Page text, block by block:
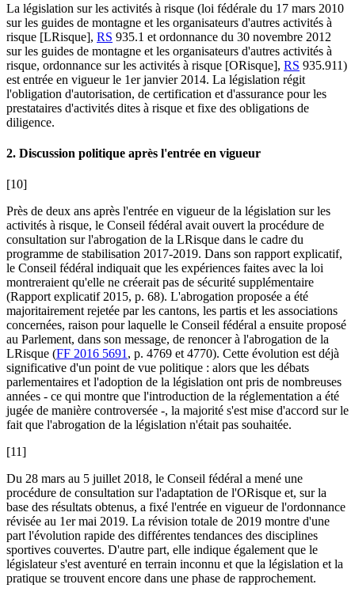
La législation sur les activités à risque (loi fédérale du 17 mars 2010
sur les guides de montagne et les organisateurs d'autres activités à
risque [LRisque], RS 935.1 et ordonnance du 30 novembre 2012
sur les guides de montagne et les organisateurs d'autres activités à
risque, ordonnance sur les activités à risque [ORisque], RS 935.911)
est entrée en vigueur le 1er janvier 2014. La législation régit
l'obligation d'autorisation, de certification et d'assurance pour les
prestataires d'activités dites à risque et fixe des obligations de
diligence.
2. Discussion politique après l'entrée en vigueur
[10]
Près de deux ans après l'entrée en vigueur de la législation sur les
activités à risque, le Conseil fédéral avait ouvert la procédure de
consultation sur l'abrogation de la LRisque dans le cadre du
programme de stabilisation 2017-2019. Dans son rapport explicatif,
le Conseil fédéral indiquait que les expériences faites avec la loi
montreraient qu'elle ne créerait pas de sécurité supplémentaire
(Rapport explicatif 2015, p. 68). L'abrogation proposée a été
majoritairement rejetée par les cantons, les partis et les associations
concernées, raison pour laquelle le Conseil fédéral a ensuite proposé
au Parlement, dans son message, de renoncer à l'abrogation de la
LRisque (FF 2016 5691 , p. 4769 et 4770). Cette évolution est déjà
significative d'un point de vue politique : alors que les débats
parlementaires et l'adoption de la législation ont pris de nombreuses
années - ce qui montre que l'introduction de la réglementation a été
jugée de manière controversée -, la majorité s'est mise d'accord sur le
fait que l'abrogation de la législation n'était pas souhaitée.
[11]
Du 28 mars au 5 juillet 2018, le Conseil fédéral a mené une
procédure de consultation sur l'adaptation de l'ORisque et, sur la
base des résultats obtenus, a fixé l'entrée en vigueur de l'ordonnance
révisée au 1er mai 2019. La révision totale de 2019 montre d'une
part l'évolution rapide des différentes tendances des disciplines
sportives couvertes. D'autre part, elle indique également que le
législateur s'est aventuré en terrain inconnu et que la législation et la
pratique se trouvent encore dans une phase de rapprochement.